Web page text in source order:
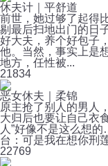
休夫计｜平舒道
前世，她过够了起得
剔最后扫地出门的日
好大夫，养个好包子
他。当然，事实上是
地方，任性被...
21834
恶女休夫｜柔锦
原主抢了别人的男人
大归后也要让自己衣
人”好像不是这么想
台：可是我在想你刑
22769